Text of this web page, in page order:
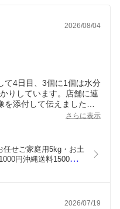
2026/08/04
て4日目、3個に1個は水分
りしています。店舗に連
添付して伝えました。
のパサパサ感はがっかり
さらに表示
任せご家庭用5kg・お土
円沖縄送料1500円
2026/07/19